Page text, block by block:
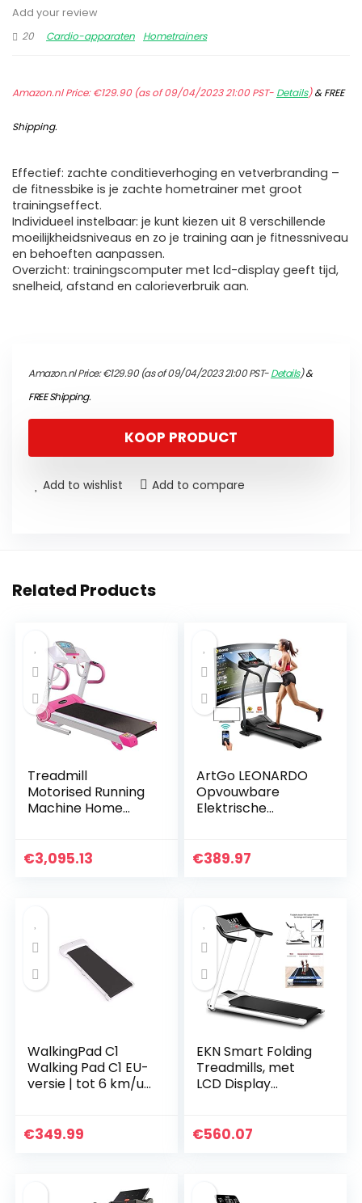
Add your review
20
Cardio-apparaten Hometrainers
Amazon.nl Price:€129.90(as of 09/04/2023 21:00 PST- Details)&FREE
Shipping.
Effectief: zachte conditieverhoging en vetverbranding –
de fitnessbike is je zachte hometrainer met groot
trainingseffect.
Individueel instelbaar: je kunt kiezen uit 8 verschillende
moeilijkheidsniveaus en zo je training aan je fitnessniveau
en behoeften aanpassen.
Overzicht: trainingscomputer met lcd-display geeft tijd,
snelheid, afstand en calorieverbruik aan.
Amazon.nl Price:€129.90(as of 09/04/2023 21:00 PST-Details)&
FREE Shipping.
KOOP PRODUCT
Add to wishlist Add to compare
Related Products
Treadmill
Motorised Running
Machine Home
Treadmill Machine
€3,095.13
ArtGo LEONARDO
Opvouwbare
Elektrische
Programma’s,
€389.97
WalkingPad C1
Walking Pad C1 EU-
versie | tot 6 km/u |
inklapbaar plat
€349.99
EKN Smart Folding
Treadmills, met
LCD Display
met
€560.07